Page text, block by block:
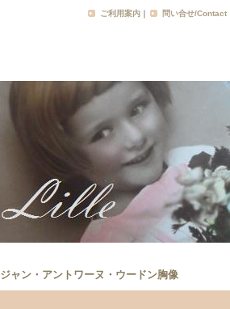
ご利用案内 ｜ 問い合せ/Contact
ジャン・アントワーヌ・ウードン胸像